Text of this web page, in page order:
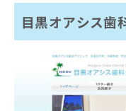
目黒オアシス歯